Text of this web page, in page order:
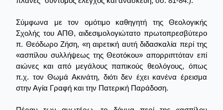
Σύμφωνα με τον ομότιμο καθηγητή της Θεολογικής
Σχολής του ΑΠΘ, αιδεσιμολογιώτατο πρωτοπρεσβύτερο
π. Θεόδωρο Ζήση, «η αιρετική αυτή διδασκαλία περί της
«ασπίλου συλλήψεως της Θεοτόκου» απορριπτόταν επί
αιώνες και από μεγάλους παπικούς θεολόγους, όπως
π.χ. τον Θωμά Ακινάτη, διότι δεν έχει κανένα έρεισμα
στην Αγία Γραφή και την Πατερική Παράδοση.